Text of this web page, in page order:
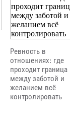
Ревность в
отношениях: где
проходит граница
между заботой и
желанием всё
контролировать